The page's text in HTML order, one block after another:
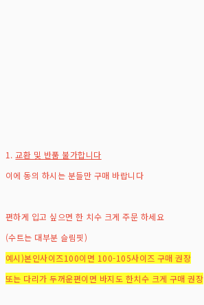
1.교환 및 반품 불가합니다
이에 동의 하시는 분들만 구매 바랍니다
편하게 입고 싶으면 한 치수 크게 주문 하세요
(수트는 대부분 슬림핏)
예시)본인사이즈100이면 100-105사이즈 구매 권장
또는 다리가 두꺼운편이면 바지도 한치수 크게 구매 권장